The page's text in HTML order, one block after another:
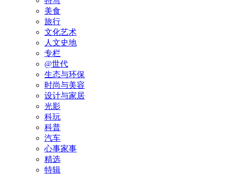
美食
旅行
文化艺术
人文史地
专栏
@世代
生态与环保
时尚与美容
设计与家居
光影
科玩
科普
汽车
心事家事
精选
特辑